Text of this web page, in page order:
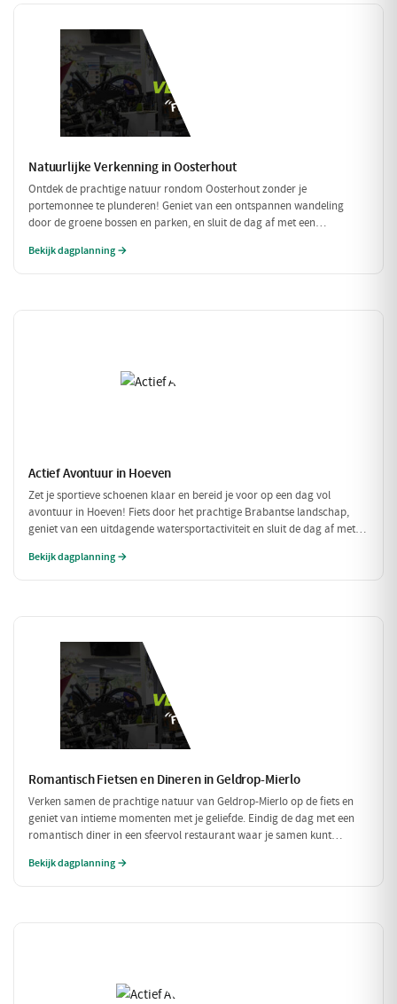
Natuurlijke Verkenning in Oosterhout
Ontdek de prachtige natuur rondom Oosterhout zonder je
portemonnee te plunderen! Geniet van een ontspannen wandeling
door de groene bossen en parken, en sluit de dag af met een
vrienden of gezin!
Bekijk dagplanning →
Actief Avontuur in Hoeven
Zet je sportieve schoenen klaar en bereid je voor op een dag vol
avontuur in Hoeven! Fiets door het prachtige Brabantse landschap,
geniet van een uitdagende watersportactiviteit en sluit de dag af met
zijn in de natuur!
Bekijk dagplanning →
Romantisch Fietsen en Dineren in Geldrop-Mierlo
Verken samen de prachtige natuur van Geldrop-Mierlo op de fiets en
geniet van intieme momenten met je geliefde. Eindig de dag met een
romantisch diner in een sfeervol restaurant waar je samen kunt
Bekijk dagplanning →